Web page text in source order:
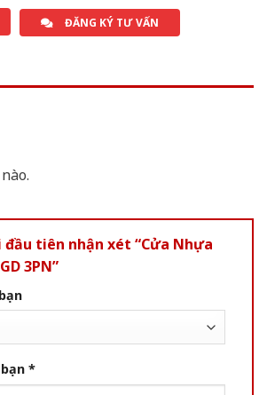
ĐĂNG KÝ TƯ VẤN
tiên nhận xét “Cửa Nhựa
3PN”
*